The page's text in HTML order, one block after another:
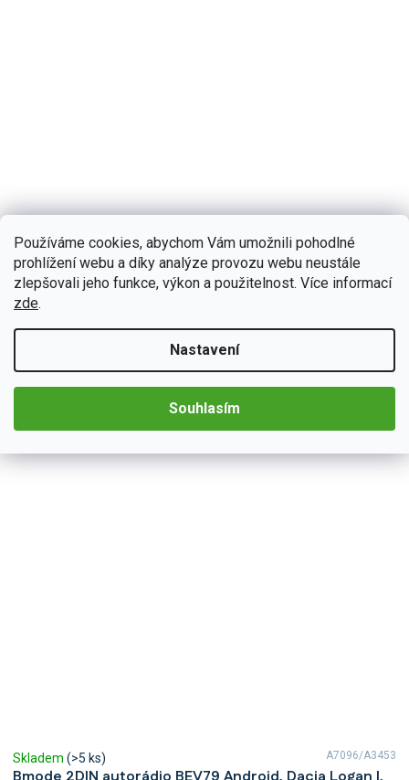
Používáme cookies, abychom Vám umožnili pohodlné
prohlížení webu a díky analýze provozu webu neustále
zlepšovali jeho funkce, výkon a použitelnost. Více informací
zde.
Nastavení
Souhlasím
Bmode 2DIN autorádio BW76 Android s GPS - Dacia,
Renault
Skladem(5 ks)
Autorádio Bmode BW76 pro Dacia, Renault Vám dokonale
poslouží na kratších, ale i dlouhých cestách. Na první pohled
zaujme moderní technologií...
B635
Skladem (>5 ks) A7096/A3453